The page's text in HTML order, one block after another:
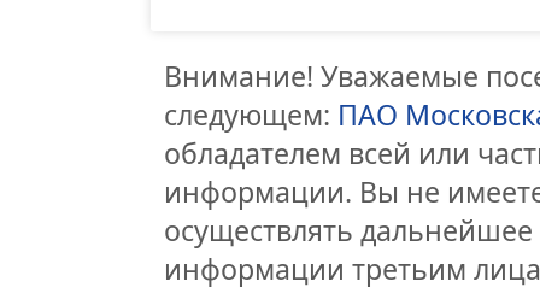
Внимание! Уважаемые
следующем: ПАО
обладателем всей или
информации. Вы не
осуществлять
информации третьим